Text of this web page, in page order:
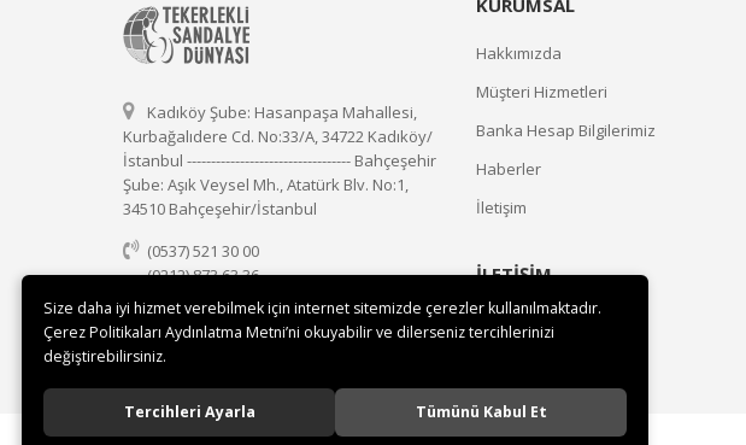
Kadıköy Şube: Hasanpaşa Mahallesi,
Kurbağalıdere Cd. No:33/A, 34722 Kadıköy/
İstanbul ---------------------------------- Bahçeşehir
Şube: Aşık Veysel Mh., Atatürk Blv. No:1,
34510 Bahçeşehir/İstanbul
(0537) 521 30 00
(0212) 873 63 36
(0537) 521 30 00
satis@tekerleklisandalyedunyasi.com
KURUMSAL
Hakkımızda
Müşteri Hizmetleri
Banka Hesap Bilgilerimiz
Haberler
İletişim
İLETİŞİM
Size daha iyi hizmet verebilmek için internet sitemizde çerezler kullanılmaktadır.
Çerez Politikaları Aydınlatma Metni’ni okuyabilir ve dilerseniz tercihlerinizi
değiştirebilirsiniz.
Tercihleri Ayarla Tümünü Kabul Et